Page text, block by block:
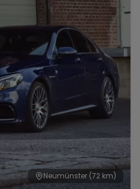
Neumünster (72 km)